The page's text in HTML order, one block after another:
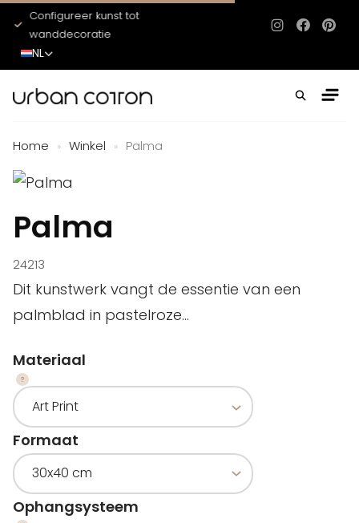
Configureer kunst tot
wanddecoratie
Het hele jaar door
Instagram
NL
Home » Winkel » Palma
Palma
24213
Dit kunstwerk vangt de essentie van een
palmblad in pastelroze...
Materiaal
Formaat
Ophangsysteem